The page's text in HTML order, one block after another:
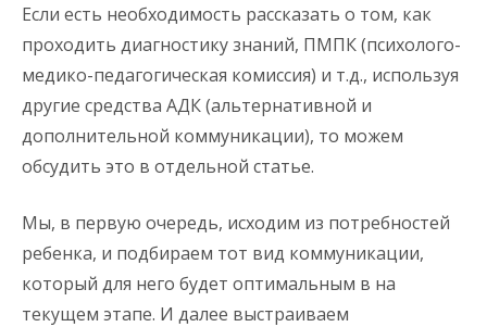
Если есть необходимость рассказать о том, как
проходить диагностику знаний, ПМПК (психолого-
медико-педагогическая комиссия) и т.д., используя
другие средства АДК (альтернативной и
дополнительной коммуникации), то можем
обсудить это в отдельной статье.
Мы, в первую очередь, исходим из потребностей
ребенка, и подбираем тот вид коммуникации,
который для него будет оптимальным в на
текущем этапе. И далее выстраиваем